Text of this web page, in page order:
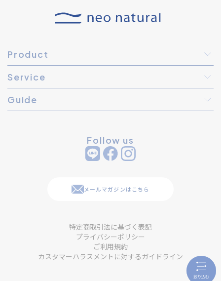
Product
Service
Guide
Follow us
メールマガジンはこちら
特定商取引法に基づく表記
プライバシーポリシー
ご利用規約
カスタマーハラスメントに対するガイドライン